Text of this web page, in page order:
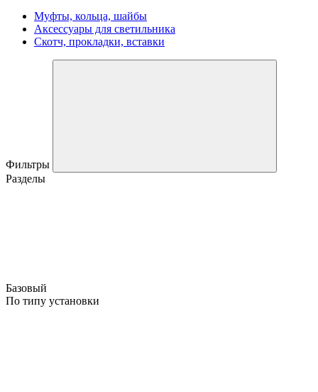
Муфты, кольца, шайбы
Аксессуары для светильника
Скотч, прокладки, вставки
Фильтры
Разделы
Базовый
По типу установки